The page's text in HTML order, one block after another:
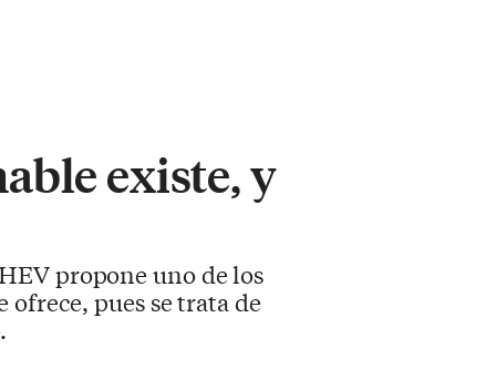
existe, y
propone uno de los
pues se trata de